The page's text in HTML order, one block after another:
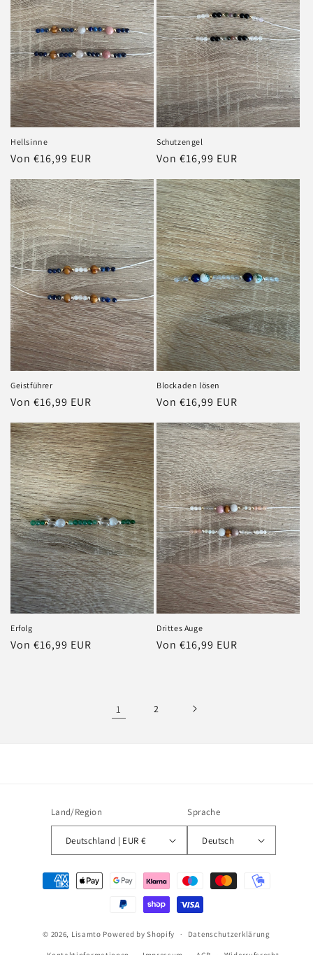
Hellsinne
Normaler
Preis
Von €16,99 EUR
Schutzengel
Normaler
Preis
Von €16,99 EUR
Geistführer
Normaler
Von €16,99 EUR
Blockaden lösen
Normaler
Von €16,99 EUR
Erfolg
Normaler
Von €16,99 EUR
Drittes Auge
Normaler
Von €16,99 EUR
1 2
Land/Region
Deutschland | EUR €
Sprache
Deutsch
Zahlungsmethoden
© 2026, Lisamto Powered by Shopify Datenschutzerklärung